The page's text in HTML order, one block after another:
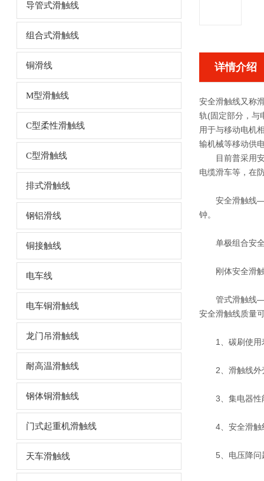
导管式滑触线
组合式滑触线
铜滑线
M型滑触线
C型柔性滑触线
C型滑触线
排式滑触线
钢铝滑线
铜接触线
电车线
电车铜滑触线
龙门吊滑触线
耐高温滑触线
钢体铜滑触线
门式起重机滑触线
天车滑触线
详情介绍
安全滑触线又称
轨(固定部分，与
用于与移动电机
输机械等移动供
目前普采用安
电缆滑车等，在
安全滑触线
钟。
单极组合安
刚体安全滑
管式滑触线
安全滑触线质量
1、碳刷使用寿
2、 滑触线外
3、集电器性能
4、安全滑触线
5、电压降问题